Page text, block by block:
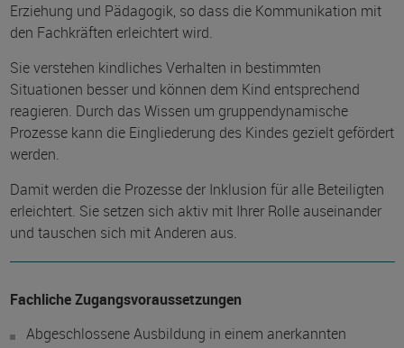
Erziehung und Pädagogik, so dass die Kommunikation mit
den Fachkräften erleichtert wird.
Sie verstehen kindliches Verhalten in bestimmten
Situationen besser und können dem Kind entsprechend
reagieren. Durch das Wissen um gruppendynamische
Prozesse kann die Eingliederung des Kindes gezielt gefördert
werden.
Damit werden die Prozesse der Inklusion für alle Beteiligten
erleichtert. Sie setzen sich aktiv mit Ihrer Rolle auseinander
und tauschen sich mit Anderen aus.
Fachliche Zugangsvoraussetzungen
Abgeschlossene Ausbildung in einem anerkannten